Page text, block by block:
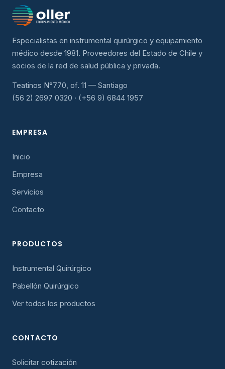
Especialistas en instrumental quirúrgico y equipamiento
médico desde 1981. Proveedores del Estado de Chile y
socios de la red de salud pública y privada.
Teatinos N°770, of. 11 — Santiago
(56 2) 2697 0320 · (+56 9) 6844 1957
EMPRESA
Inicio
Empresa
Servicios
Contacto
PRODUCTOS
Instrumental Quirúrgico
Pabellón Quirúrgico
Ver todos los productos
CONTACTO
Solicitar cotización